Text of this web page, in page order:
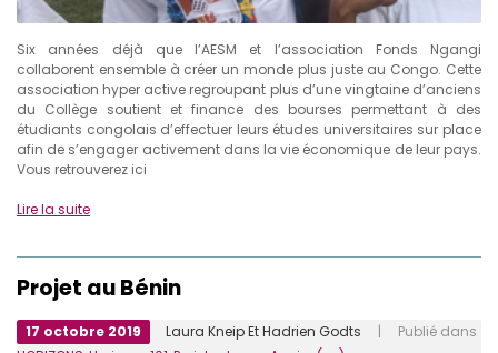
Six années déjà que l’AESM et l’association Fonds Ngangi
collaborent ensemble à créer un monde plus juste au Congo. Cette
association hyper active regroupant plus d’une vingtaine d’anciens
du Collège soutient et finance des bourses permettant à des
étudiants congolais d’effectuer leurs études universitaires sur place
afin de s’engager activement dans la vie économique de leur pays.
Vous retrouverez ici
Lire la suite
Projet au Bénin
17 octobre 2019 Laura Kneip Et Hadrien Godts | Publié dans